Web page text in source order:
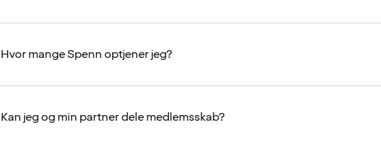
Hvor mange Spenn optjener jeg?
Kan jeg og min partner dele medlemsskab?